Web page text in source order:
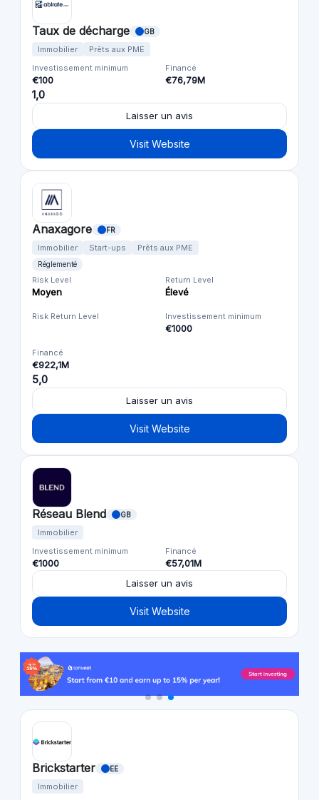
Taux de décharge GB
Immobilier
Prêts aux PME
Investissement minimum
€100
Financé
€76,79M
1,0
Laisser un avis
Visit Website
Anaxagore FR
Immobilier Start-ups Prêts aux PME
Réglementé
Risk Level
Moyen
Return Level
Élevé
Risk Return Level Investissement minimum
€1000
Financé
€922,1M
5,0
Laisser un avis
Visit Website
Réseau Blend GB
Immobilier
Investissement minimum
€1000
Financé
€57,01M
Laisser un avis
Visit Website
Brickstarter EE
Immobilier